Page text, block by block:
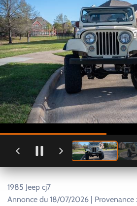
1985 Jeep cj7
Annonce du 18/07/2026 | Provenance